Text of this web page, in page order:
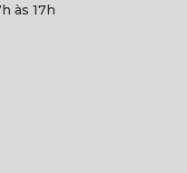
às 17h